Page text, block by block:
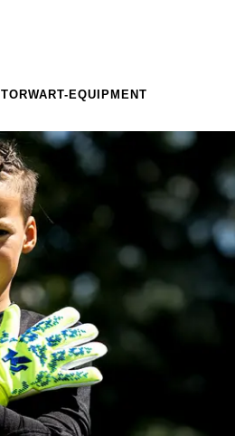
TORWART-EQUIPMENT